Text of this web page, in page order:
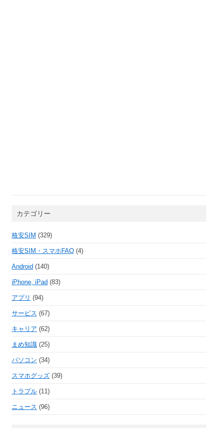
カテゴリー
格安SIM (329)
格安SIM・スマホFAQ (4)
Android (140)
iPhone, iPad (83)
アプリ (94)
サービス (67)
キャリア (62)
まめ知識 (25)
パソコン (34)
スマホグッズ (39)
トラブル (11)
ニュース (96)